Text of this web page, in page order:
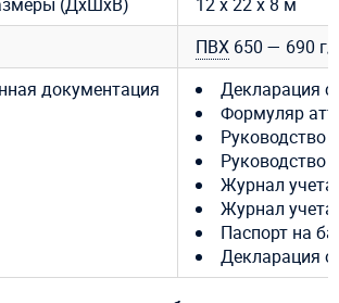
ПВХ 650 — 690
документация
Декларация
Формуляр
Руководство
Руководство
Журнал учета
Журнал учета
Паспорт на
Декларация